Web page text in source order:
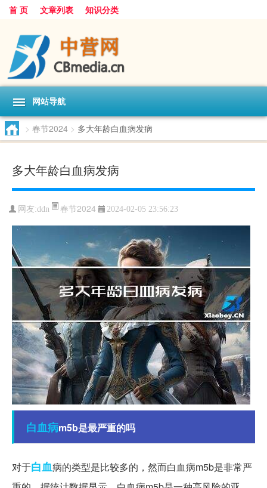
首 页 文章列表 知识分类
网站导航
> 春节2024 > 多大年龄白血病发病
多大年龄白血病发病
网友:ddn 春节2024 2024-02-05 23:56:23
白血病m5b是最严重的吗
对于白血病的类型是比较多的，然而白血病m5b是非常严